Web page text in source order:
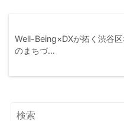
Well-Being×DXが拓く渋谷
のまちづ…